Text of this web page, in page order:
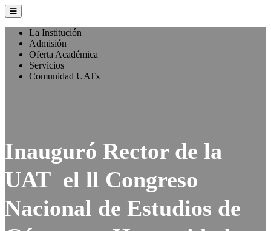
La Institución
Admisión
Oferta Académica
Servicios
Comunidad UATx
Inauguró Rector de la
UAT el ll Congreso
Nacional de Estudios de